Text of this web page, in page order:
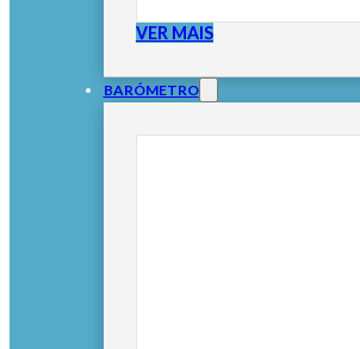
VER MAIS
BARÓMETRO